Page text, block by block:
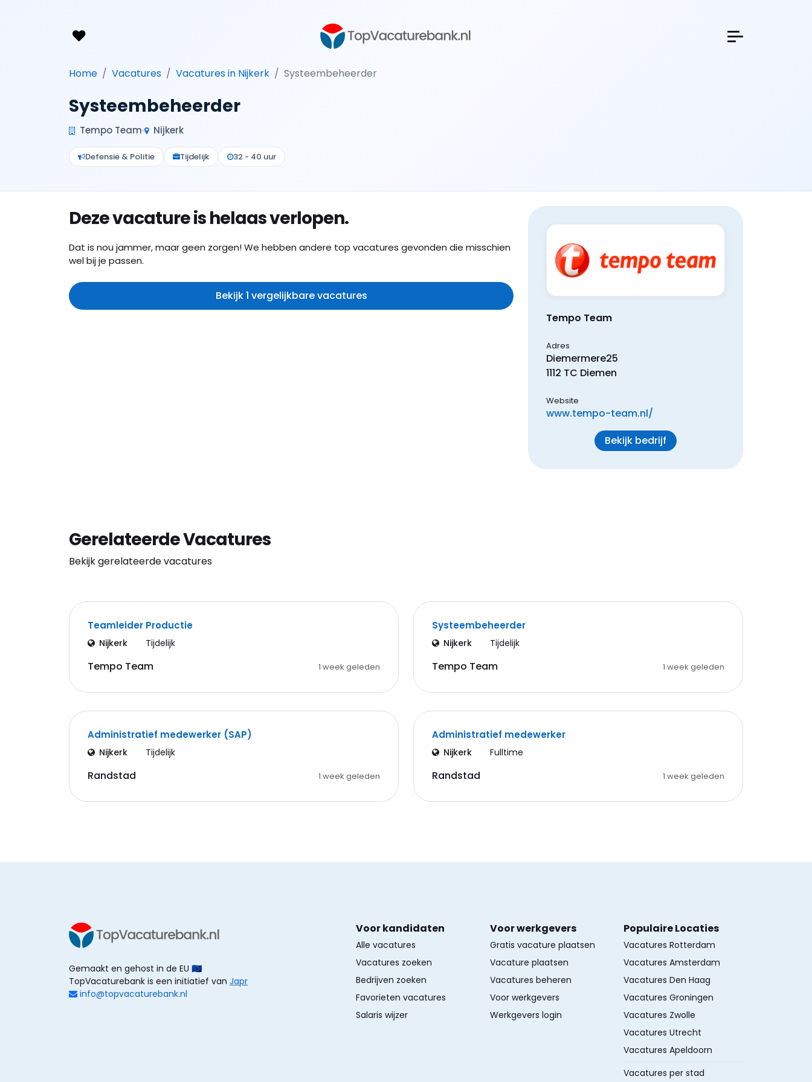
Home Vacatures Vacatures in Nijkerk Systeembeheerder
Systeembeheerder
Tempo Team Nijkerk
Defensie & Politie Tijdelijk 32 - 40 uur
Deze vacature is helaas verlopen.
Dat is nou jammer, maar geen zorgen! We hebben andere top vacatures gevonden die misschien
wel bij je passen.
Bekijk 1 vergelijkbare vacatures
Tempo Team
Adres
Diemermere25
1112 TC Diemen
Website
www.tempo-team.nl/
Bekijk bedrijf
Gerelateerde Vacatures
Bekijk gerelateerde vacatures
Teamleider Productie
Nijkerk Tijdelijk
Tempo Team 1 week geleden
Systeembeheerder
Nijkerk Tijdelijk
Tempo Team 1 week geleden
Administratief medewerker (SAP)
Nijkerk Tijdelijk
Randstad 1 week geleden
Administratief medewerker
Nijkerk Fulltime
Randstad 1 week geleden
Gemaakt en gehost in de EU 🇪🇺
TopVacaturebank is een initiatief van Japr
info@topvacaturebank.nl
Voor kandidaten
Alle vacatures
Vacatures zoeken
Bedrijven zoeken
Favorieten vacatures
Salaris wijzer
Voor werkgevers
Gratis vacature plaatsen
Vacature plaatsen
Vacatures beheren
Voor werkgevers
Werkgevers login
Populaire Locaties
Vacatures Rotterdam
Vacatures Amsterdam
Vacatures Den Haag
Vacatures Groningen
Vacatures Zwolle
Vacatures Utrecht
Vacatures Apeldoorn
Vacatures per stad